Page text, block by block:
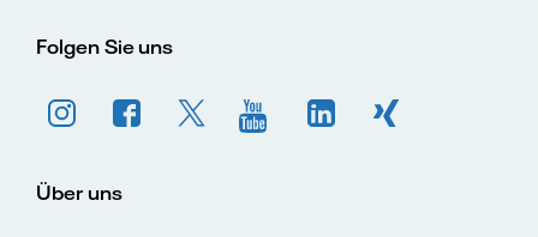
Folgen Sie uns
Über uns